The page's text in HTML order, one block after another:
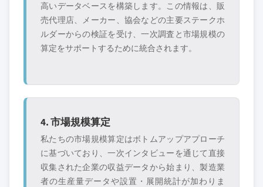
高いデータベースを構築します。この情報は、販
売代理店、メーカー、協会などの主要ステークホ
ルダーからの検証を受け、一次調査と市場規模の
算定をサポートするために統合されます。
4. 市場規模算定
私たちの市場規模算定はボトムアップアプローチ
に基づいており、一次インタビューを通じて直接
収集された企業の収益データから始まり、製造業
者の生産量データや設置・展開統計が加わりま